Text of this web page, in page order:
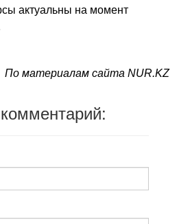
актуальны на момент
По материалам сайта NUR.KZ